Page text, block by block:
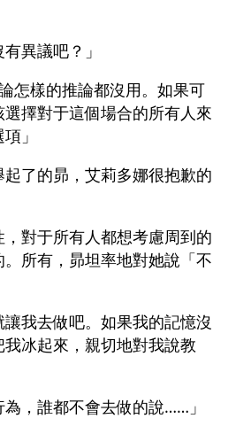
異議吧？」
怎樣的推論都沒用。如果可
擇對于這個場合的所有人來
」
了的昴，艾莉多娜很抱歉的
對于所有人都想考慮周到的
所有，昴坦率地對她說「不
讓我去做吧。如果我的記憶沒
冰起來，親切地對我說教
為，誰都不會去做的說……」